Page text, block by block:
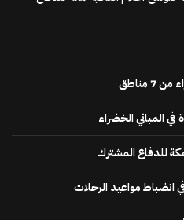
المباني الخضراء
للدفاع المشترك
انضباط مواعيد الرحلات